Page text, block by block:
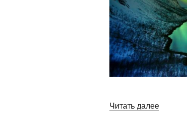
Читать далее«Лучшие